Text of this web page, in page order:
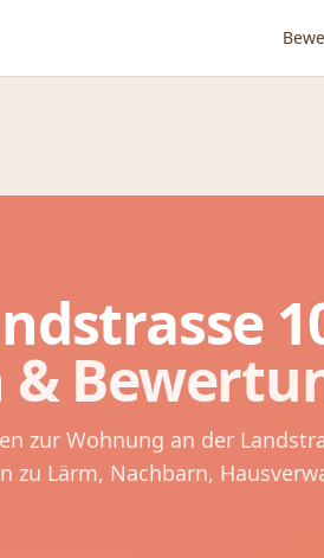
zur Wohnung an der
zu Lärm, Nachbarn,